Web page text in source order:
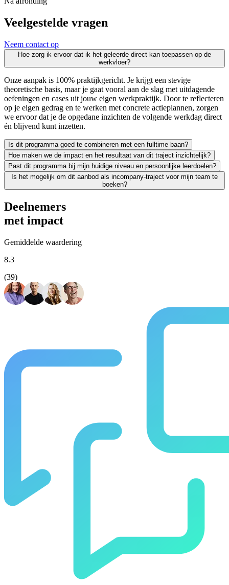
Veelgestelde vragen
Neem contact op
Hoe zorg ik ervoor dat ik het geleerde direct kan toepassen op de
werkvloer?
Onze aanpak is 100% praktijkgericht. Je krijgt een stevige
theoretische basis, maar je gaat vooral aan de slag met uitdagende
oefeningen en cases uit jouw eigen werkpraktijk. Door te reflecteren
op je eigen gedrag en te werken met concrete actieplannen, zorgen
we ervoor dat je de opgedane inzichten de volgende werkdag direct
én blijvend kunt inzetten.
Is dit programma goed te combineren met een fulltime baan?
Zeker. We leiden uitsluitend werkende professionals op en weten
Hoe maken we de impact en het resultaat van dit traject inzichtelijk?
Leren moet leiden tot merkbaar resultaat; voor jezelf én voor je
Past dit programma bij mijn huidige niveau en persoonlijke leerdoelen?
We vinden het essentieel dat je een traject kiest dat écht bij je past
Is het mogelijk om dit aanbod als incompany-traject voor mijn team te
boeken?
Absoluut. Vrijwel al onze trainingen en opleidingen kunnen we
Deelnemers
met impact
Gemiddelde waardering
8.3
(39)